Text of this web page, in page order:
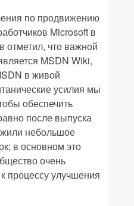
по продвижению
Microsoft в
отметил, что важной
MSDN Wiki,
в живой
усилия мы
обеспечить
после выпуска
небольшое
в основном это
очень
процессу улучшения